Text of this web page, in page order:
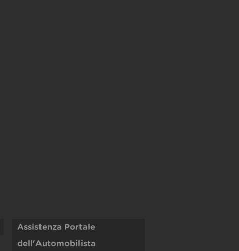
Assistenza Portale
dell'Automobilista